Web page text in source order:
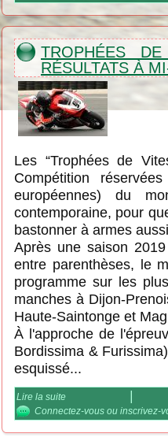
TROPHÉES
RÉSULTATS À
Les “Trophées de
Compétition
européennes) du
contemporaine, pour
bastonner à armes
Après une saison
entre parenthèses, le
programme sur les
manches à Dijon-
Haute-Saintonge et
À l'approche de
Bordissima &
esquissé...
Lire la suite
Connectez-vous ou inscrivez-